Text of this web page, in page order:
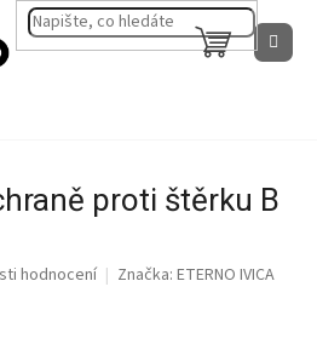
NÁKUPNÍ
KOŠÍK
proti štěrku B
hodnocení Značka: ETERNO IVICA